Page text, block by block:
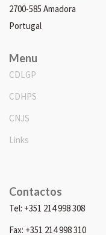
2700-585 Amadora
Portugal
Menu
CDLGP
CDHPS
CNJS
Links
Contactos
Tel: +351 214 998 308
Fax: +351 214 998 310